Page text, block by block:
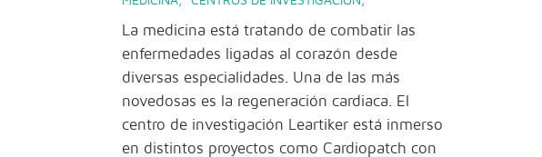
La medicina está tratando de combatir las
enfermedades ligadas al corazón desde
diversas especialidades. Una de las más
novedosas es la regeneración cardiaca. El
centro de investigación Leartiker está inmerso
en distintos proyectos como Cardiopatch con